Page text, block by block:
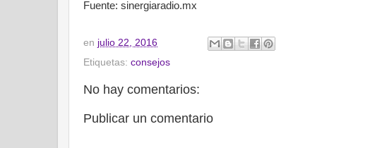
Fuente: sinergiaradio.mx
en julio 22, 2016
Etiquetas: consejos
No hay comentarios:
Publicar un comentario